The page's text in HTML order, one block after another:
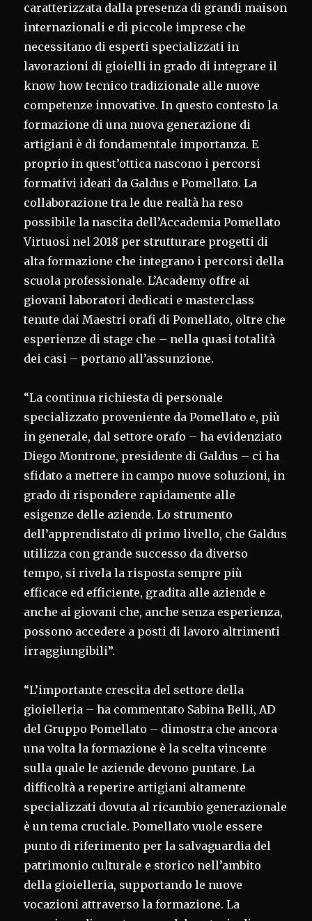
caratterizzata dalla presenza di grandi maison
internazionali e di piccole imprese che
necessitano di esperti specializzati in
lavorazioni di gioielli in grado di integrare il
know how tecnico tradizionale alle nuove
competenze innovative. In questo contesto la
formazione di una nuova generazione di
artigiani è di fondamentale importanza. E
proprio in quest’ottica nascono i percorsi
formativi ideati da Galdus e Pomellato. La
collaborazione tra le due realtà ha reso
possibile la nascita dell’Accademia Pomellato
Virtuosi nel 2018 per strutturare progetti di
alta formazione che integrano i percorsi della
scuola professionale. L’Academy offre ai
giovani laboratori dedicati e masterclass
tenute dai Maestri orafi di Pomellato, oltre che
esperienze di stage che – nella quasi totalità
dei casi – portano all’assunzione.
“La continua richiesta di personale
specializzato proveniente da Pomellato e, più
in generale, dal settore orafo – ha evidenziato
Diego Montrone, presidente di Galdus – ci ha
sfidato a mettere in campo nuove soluzioni, in
grado di rispondere rapidamente alle
esigenze delle aziende. Lo strumento
dell’apprendistato di primo livello, che Galdus
utilizza con grande successo da diverso
tempo, si rivela la risposta sempre più
efficace ed efficiente, gradita alle aziende e
anche ai giovani che, anche senza esperienza,
possono accedere a posti di lavoro altrimenti
irraggiungibili”.
“L’importante crescita del settore della
gioielleria – ha commentato Sabina Belli, AD
del Gruppo Pomellato – dimostra che ancora
una volta la formazione è la scelta vincente
sulla quale le aziende devono puntare. La
difficoltà a reperire artigiani altamente
specializzati dovuta al ricambio generazionale
è un tema cruciale. Pomellato vuole essere
punto di riferimento per la salvaguardia del
patrimonio culturale e storico nell’ambito
della gioielleria, supportando le nuove
vocazioni attraverso la formazione. La